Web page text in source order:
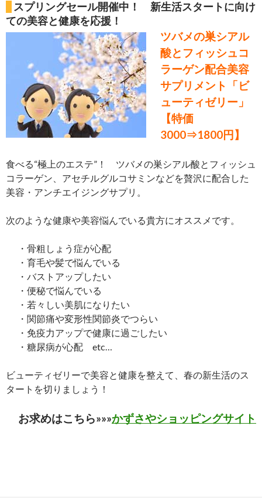
スプリングセール開催中！ 新生活スタートに向け
ての美容と健康を応援！
ツバメの巣シアル
酸とフィッシュコ
ラーゲン配合美容
サプリメント「ビ
ューティゼリー」
【特価
3000⇒1800円】
食べる“極上のエステ”！ ツバメの巣シアル酸とフィッシュ
コラーゲン、アセチルグルコサミンなどを贅沢に配合した
美容・アンチエイジングサプリ。
次のような健康や美容悩んでいる貴方にオススメです。
・骨粗しょう症が心配
・育毛や髪で悩んでいる
・バストアップしたい
・便秘で悩んでいる
・若々しい美肌になりたい
・関節痛や変形性関節炎でつらい
・免疫力アップで健康に過ごしたい
・糖尿病が心配 etc…
ビューティゼリーで美容と健康を整えて、春の新生活のス
タートを切りましょう！
お求めはこちら»»»かずさやショッピングサイト